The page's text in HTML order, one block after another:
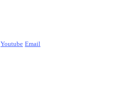
Youtube Email